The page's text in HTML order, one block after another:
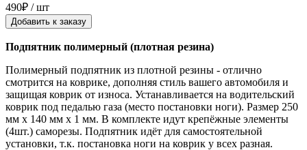
490₽ / шт
Добавить к заказу
Подпятник полимерный (плотная резина)
Полимерный подпятник из плотной резины - отлично
смотрится на коврике, дополняя стиль вашего автомобиля и
защищая коврик от износа. Устанавливается на водительский
коврик под педалью газа (место постановки ноги). Размер 250
мм x 140 мм x 1 мм. В комплекте идут крепёжные элементы
(4шт.) саморезы. Подпятник идёт для самостоятельной
установки, т.к. постановка ноги на коврик у всех разная.